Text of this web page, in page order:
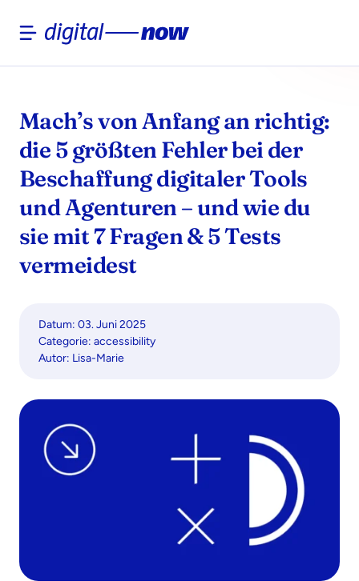
Mach’s von Anfang an richtig:
die 5 größten Fehler bei der
Beschaffung digitaler Tools
und Agenturen – und wie du
sie mit 7 Fragen & 5 Tests
vermeidest
Datum: 03. Juni 2025
Categorie: accessibility
Autor: Lisa-Marie